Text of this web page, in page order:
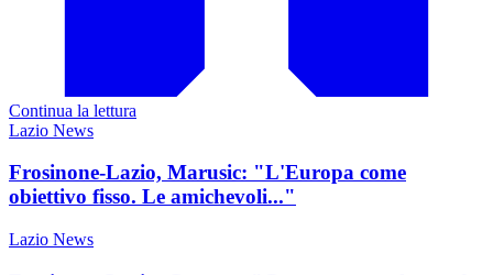
Continua la lettura
Lazio News
Frosinone-Lazio, Marusic: "L'Europa come
obiettivo fisso. Le amichevoli..."
Lazio News